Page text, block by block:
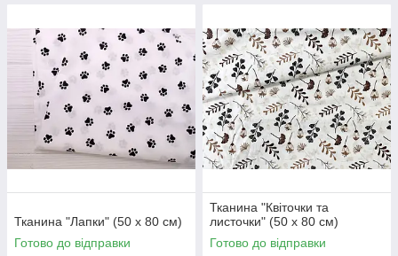
Тканина "Лапки" (50 х 80 см)
Готово до відправки
Тканина "Квіточки та
листочки" (50 х 80 см)
Готово до відправки